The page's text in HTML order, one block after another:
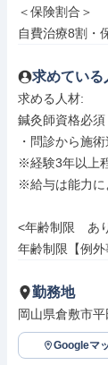
＜保険割合＞
自費治療8割・
求めている
求める人材:
鍼灸師資格必須
・問診から施
※経験3年以上
※給与は能力に
<年齢制限　あ
年齢制限【例
勤務地
岡山県倉敷市平
Googleマ